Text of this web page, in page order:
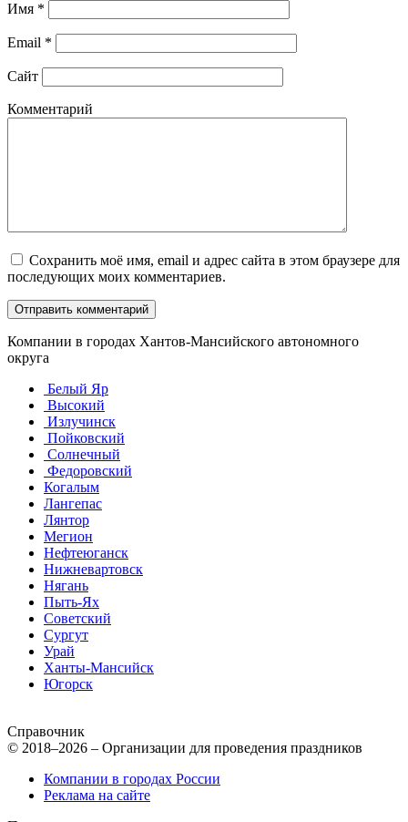
Имя *
Email *
Сайт
Комментарий
Сохранить моё имя, email и адрес сайта в этом браузере для
последующих моих комментариев.
Компании в городах Хантов-Мансийского автономного
округа
Белый Яр
Высокий
Излучинск
Пойковский
Солнечный
Федоровский
Когалым
Лангепас
Лянтор
Мегион
Нефтеюганск
Нижневартовск
Нягань
Пыть-Ях
Советский
Сургут
Урай
Ханты-Мансийск
Югорск
Справочник
© 2018–2026 – Организации для проведения праздников
Компании в городах России
Реклама на сайте